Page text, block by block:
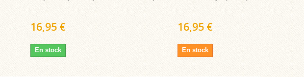
16,95 €
En stock
16,95 €
En stock